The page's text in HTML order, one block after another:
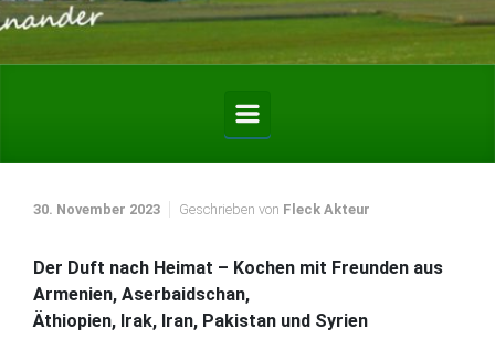
30. November 2023 Geschrieben von Fleck Akteur
Der Duft nach Heimat – Kochen mit Freunden aus
Armenien, Aserbaidschan,
Äthiopien, Irak, Iran, Pakistan und Syrien